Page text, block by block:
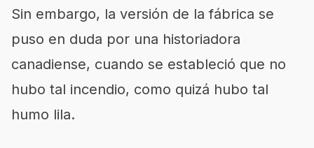
Sin embargo, la versión de la fábrica se
puso en duda por una historiadora
canadiense, cuando se estableció que no
hubo tal incendio, como quizá hubo tal
humo lila.